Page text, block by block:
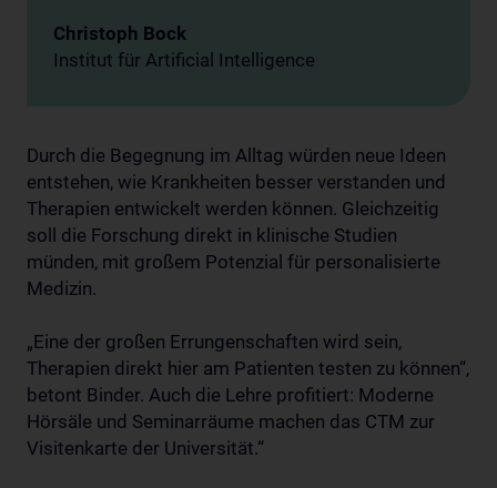
Christoph Bock
Institut für Artificial Intelligence
Durch die Begegnung im Alltag würden neue Ideen
entstehen, wie Krankheiten besser verstanden und
Therapien entwickelt werden können. Gleichzeitig
soll die Forschung direkt in klinische Studien
münden, mit großem Potenzial für personalisierte
Medizin.
„Eine der großen Errungenschaften wird sein,
Therapien direkt hier am Patienten testen zu können“,
betont Binder. Auch die Lehre profitiert: Moderne
Hörsäle und Seminarräume machen das CTM zur
Visitenkarte der Universität.“